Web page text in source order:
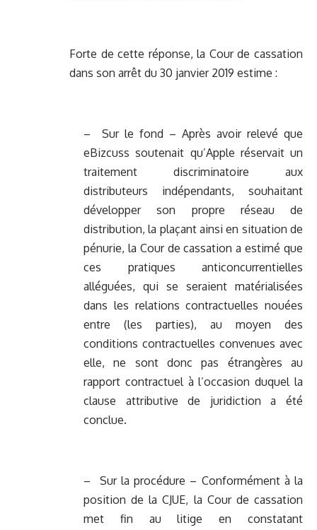
Forte de cette réponse, la Cour de cassation
dans son arrêt du 30 janvier 2019 estime :
– Sur le fond – Après avoir relevé que
eBizcuss soutenait qu’Apple réservait un
traitement discriminatoire aux
distributeurs indépendants, souhaitant
développer son propre réseau de
distribution, la plaçant ainsi en situation de
pénurie, la Cour de cassation a estimé que
ces pratiques anticoncurrentielles
alléguées, qui se seraient matérialisées
dans les relations contractuelles nouées
entre (les parties), au moyen des
conditions contractuelles convenues avec
elle, ne sont donc pas étrangères au
rapport contractuel à l’occasion duquel la
clause attributive de juridiction a été
conclue.
– Sur la procédure – Conformément à la
position de la CJUE, la Cour de cassation
met fin au litige en constatant